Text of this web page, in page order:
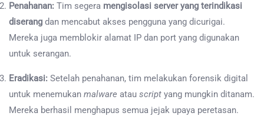
Penahanan: Tim segera mengisolasi server yang terindikasi
diserang dan mencabut akses pengguna yang dicurigai.
Mereka juga memblokir alamat IP dan port yang digunakan
untuk serangan.
Eradikasi: Setelah penahanan, tim melakukan forensik digital
untuk menemukan malware atau script yang mungkin ditanam.
Mereka berhasil menghapus semua jejak upaya peretasan.